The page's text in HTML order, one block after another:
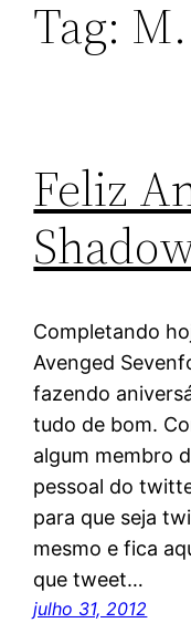
Tag:
Feliz
Completando
Avenged
fazendo
tudo de bom.
algum membro
pessoal do
para que seja
mesmo e fica
que tweet…
julho 31, 2012